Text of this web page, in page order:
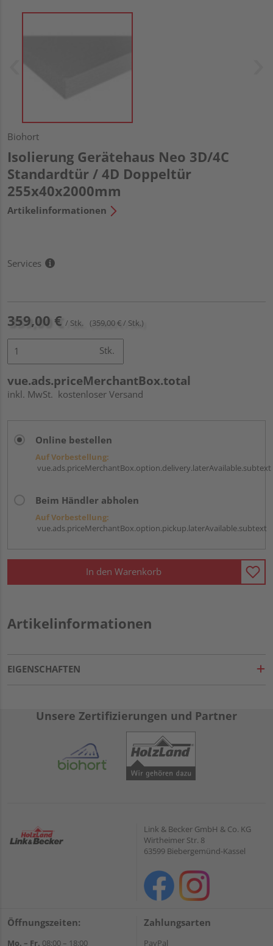
Biohort
Isolierung Gerätehaus Neo 3D/4C
Standardtür / 4D Doppeltür
255x40x2000mm
Artikelinformationen
Services
359,00 € / Stk. (359,00 € / Stk.)
Stk.
vue.ads.priceMerchantBox.total
inkl. MwSt. kostenloser Versand
Online bestellen
Auf Vorbestellung:
vue.ads.priceMerchantBox.option.delivery.laterAvailable.subtext
Beim Händler abholen
Auf Vorbestellung:
vue.ads.priceMerchantBox.option.pickup.laterAvailable.subtext
In den Warenkorb
Artikelinformationen
EIGENSCHAFTEN
Unsere Zertifizierungen und Partner
Link & Becker GmbH & Co. KG
Wirtheimer Str. 8
63599 Biebergemünd-Kassel
Öffnungszeiten:
Mo. – Fr. 08:00 – 18:00
Zahlungsarten
PayPal